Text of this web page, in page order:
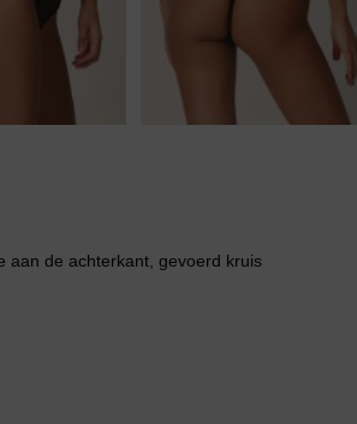
aan de achterkant, gevoerd kruis
Body